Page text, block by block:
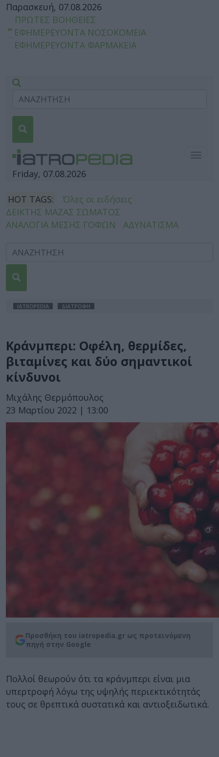
Παρασκευή, 07.08.2026
ΠΡΩΤΕΣ ΒΟΗΘΕΙΕΣ
ΕΦΗΜΕΡΕΥΟΝΤΑ ΝΟΣΟΚΟΜΕΙΑ
ΕΦΗΜΕΡΕΥΟΝΤΑ ΦΑΡΜΑΚΕΙΑ
Friday, 07.08.2026
HOT TAGS:
Όλες οι ειδήσεις
ΔΕΙΚΤΗΣ ΜΑΖΑΣ ΣΩΜΑΤΟΣ
ΑΝΑΛΟΓΙΑ ΜΕΣΗΣ ΓΟΦΩΝ
ΑΔΥΝΑΤΙΣΜΑ
IATROPEDIA ΔΙΑΤΡΟΦΗ
Κράνμπερι: Οφέλη, θερμίδες,
βιταμίνες και δύο σημαντικοί
κίνδυνοι
Μιχάλης Θερμόπουλος
23 Μαρτίου 2022 | 13:00
Προσθήκη του iatropedia.gr ως προτεινόμενη
πηγή στην Google
Πολλοί θεωρούν ότι τα κράνμπερι είναι μια
υπερτροφή λόγω της υψηλής περιεκτικότητάς
τους σε θρεπτικά συστατικά και αντιοξειδωτικά.